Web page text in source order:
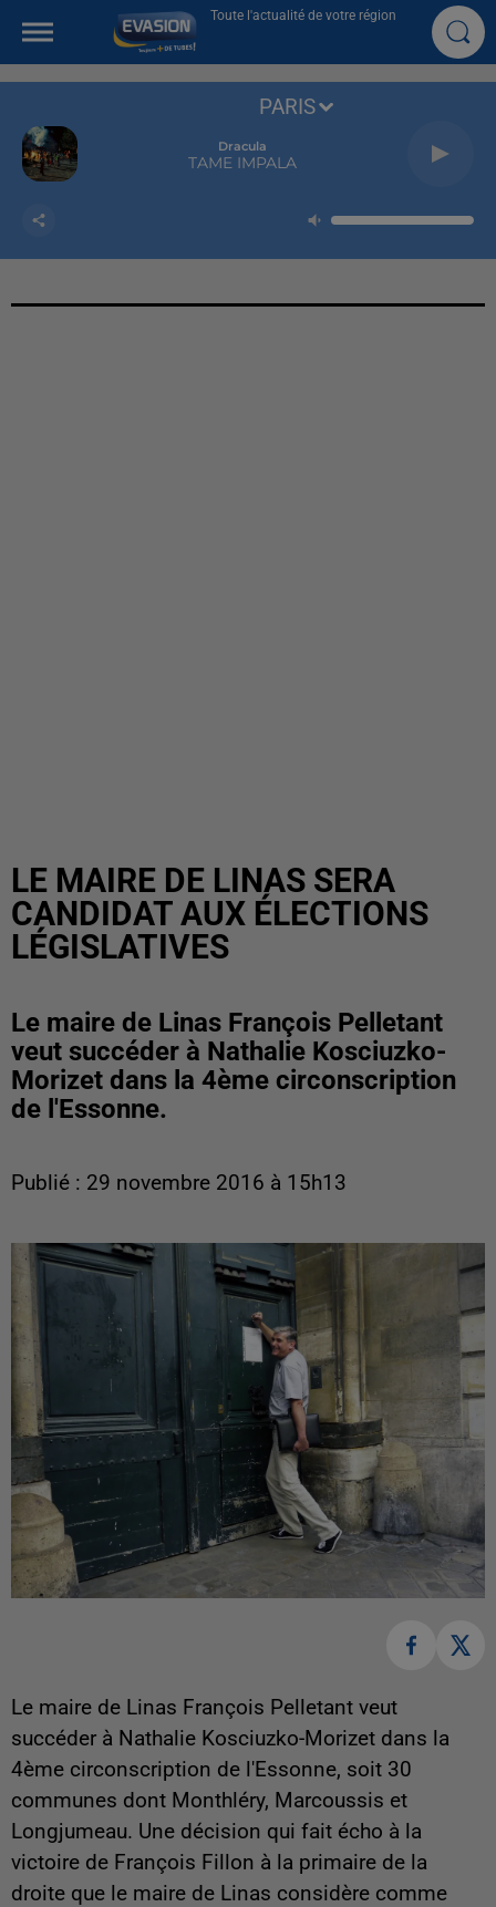
Toute l'actualité de votre région
Dracula
TAME IMPALA
PARIS
LE MAIRE DE LINAS SERA
CANDIDAT AUX ÉLECTIONS
LÉGISLATIVES
Le maire de Linas François Pelletant
veut succéder à Nathalie Kosciuzko-
Morizet dans la 4ème circonscription
de l'Essonne.
Publié : 29 novembre 2016 à 15h13
Le maire de Linas François Pelletant veut
succéder à Nathalie Kosciuzko-Morizet dans la
4ème circonscription de l'Essonne, soit 30
communes dont Monthléry, Marcoussis et
Longjumeau. Une décision qui fait écho à la
victoire de François Fillon à la primaire de la
droite que le maire de Linas considère comme